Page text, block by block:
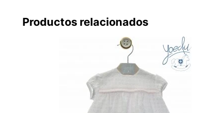
Productos relacionados